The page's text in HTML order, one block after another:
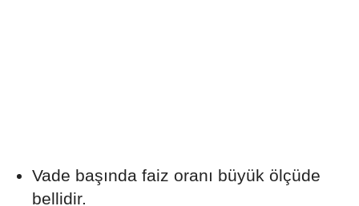
Vade başında faiz oranı büyük ölçüde
bellidir.